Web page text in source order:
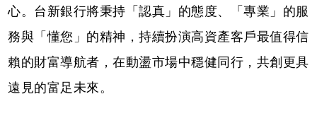
心。台新銀行將秉持「認真」的態度、「專業」的服
務與「懂您」的精神，持續扮演高資產客戶最值得信
賴的財富導航者，在動盪市場中穩健同行，共創更具
遠見的富足未來。